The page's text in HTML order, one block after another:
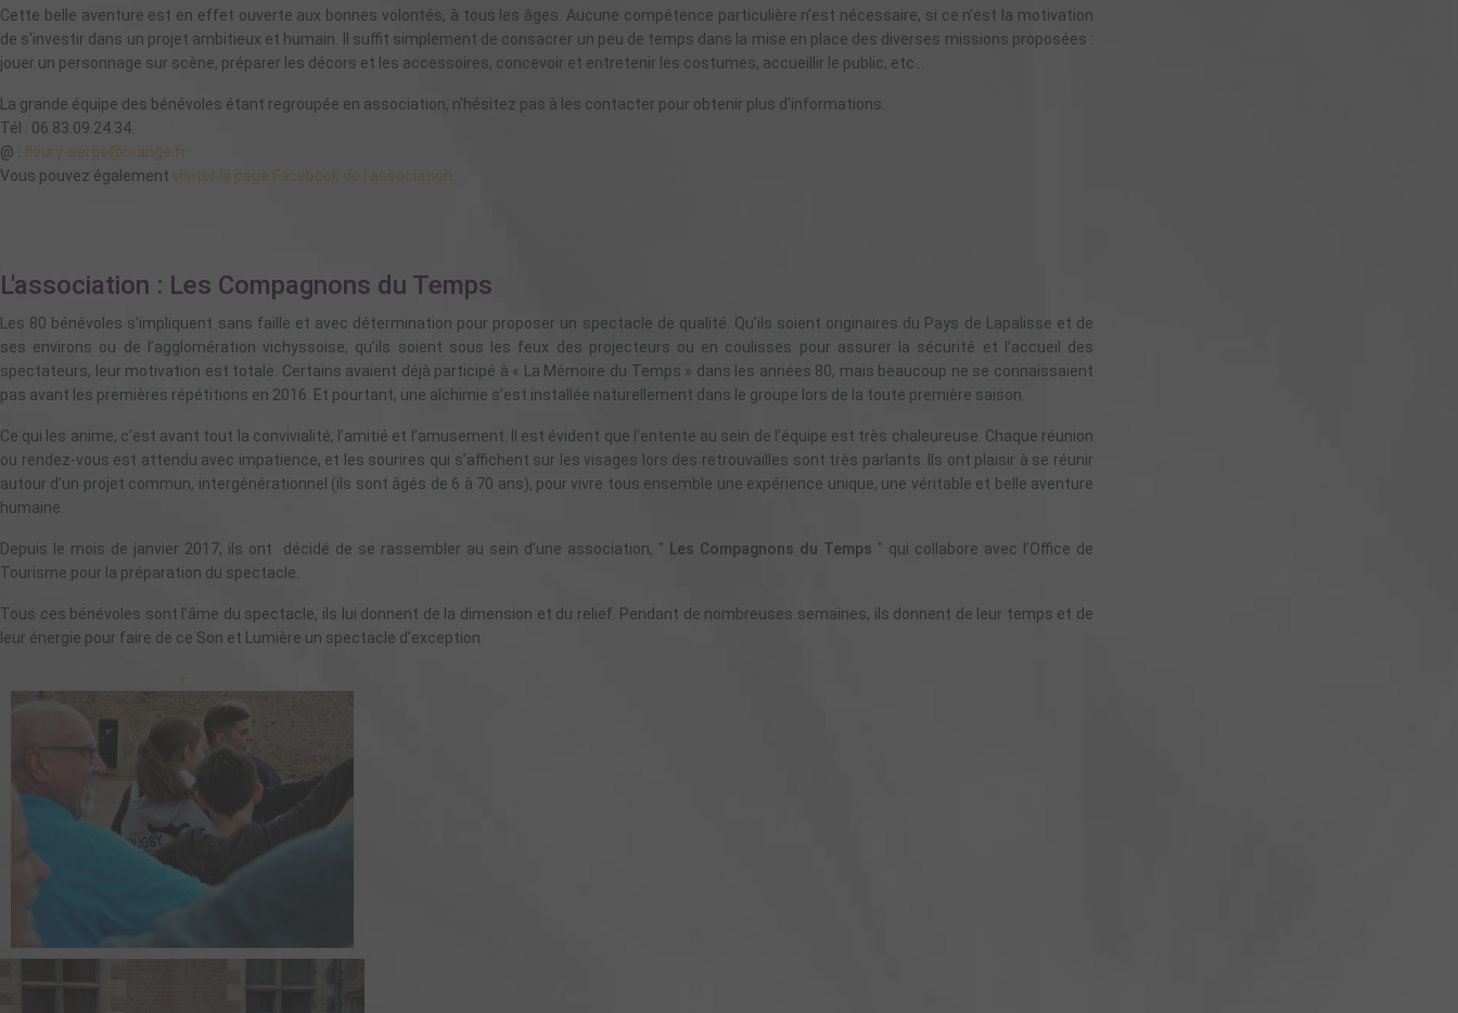
Cette belle aventure est en effet ouverte aux bonnes volontés, à tous les âges. Aucune compétence particulière n’est nécessaire, si ce n'est la motivation
de s'investir dans un projet ambitieux et humain. Il suffit simplement de consacrer un peu de temps dans la mise en place des diverses missions proposées :
jouer un personnage sur scène, préparer les décors et les accessoires, concevoir et entretenir les costumes, accueillir le public, etc…
La grande équipe des bénévoles étant regroupée en association, n'hésitez pas à les contacter pour obtenir plus d'informations.
Tél : 06.83.09.24.34.
@ : fleury-serge@orange.fr
Vous pouvez également visiter la page Facebook de l'association
L'association : Les Compagnons du Temps
Les 80 bénévoles s’impliquent sans faille et avec détermination pour proposer un spectacle de qualité. Qu’ils soient originaires du Pays de Lapalisse et de
ses environs ou de l’agglomération vichyssoise, qu’ils soient sous les feux des projecteurs ou en coulisses pour assurer la sécurité et l’accueil des
spectateurs, leur motivation est totale. Certains avaient déjà participé à « La Mémoire du Temps » dans les années 80, mais beaucoup ne se connaissaient
pas avant les premières répétitions en 2016. Et pourtant, une alchimie s’est installée naturellement dans le groupe lors de la toute première saison.
Ce qui les anime, c’est avant tout la convivialité, l’amitié et l’amusement. Il est évident que l’entente au sein de l’équipe est très chaleureuse. Chaque réunion
ou rendez-vous est attendu avec impatience, et les sourires qui s’affichent sur les visages lors des retrouvailles sont très parlants. Ils ont plaisir à se réunir
autour d’un projet commun, intergénérationnel (ils sont âgés de 6 à 70 ans), pour vivre tous ensemble une expérience unique, une véritable et belle aventure
humaine.
Depuis le mois de janvier 2017, ils ont décidé de se rassembler au sein d’une association, " Les Compagnons du Temps " qui collabore avec l’Office de
Tourisme pour la préparation du spectacle.
Tous ces bénévoles sont l’âme du spectacle, ils lui donnent de la dimension et du relief. Pendant de nombreuses semaines, ils donnent de leur temps et de
leur énergie pour faire de ce Son et Lumière un spectacle d’exception.
+